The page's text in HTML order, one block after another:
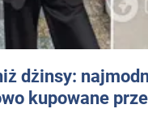
dżinsy:
kupowane